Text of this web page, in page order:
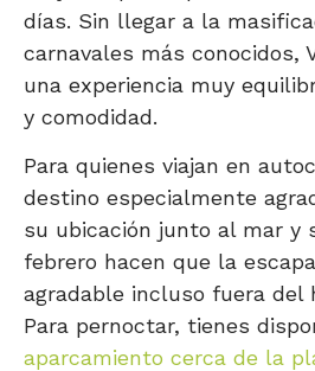
días. Sin llegar a la
carnavales más conocidos,
una experiencia muy
y comodidad.
Para quienes viajan en
destino especialmente
su ubicación junto al mar y
febrero hacen que la
agradable incluso fuera del
Para pernoctar, tienes
aparcamiento cerca de la